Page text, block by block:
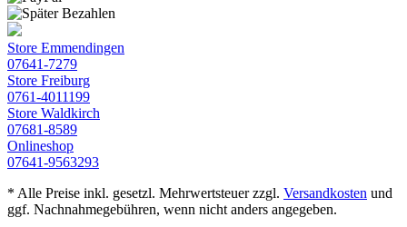
Store Emmendingen
07641-7279
Store Freiburg
0761-4011199
Store Waldkirch
07681-8589
Onlineshop
07641-9563293
* Alle Preise inkl. gesetzl. Mehrwertsteuer zzgl. Versandkosten und
ggf. Nachnahmegebühren, wenn nicht anders angegeben.